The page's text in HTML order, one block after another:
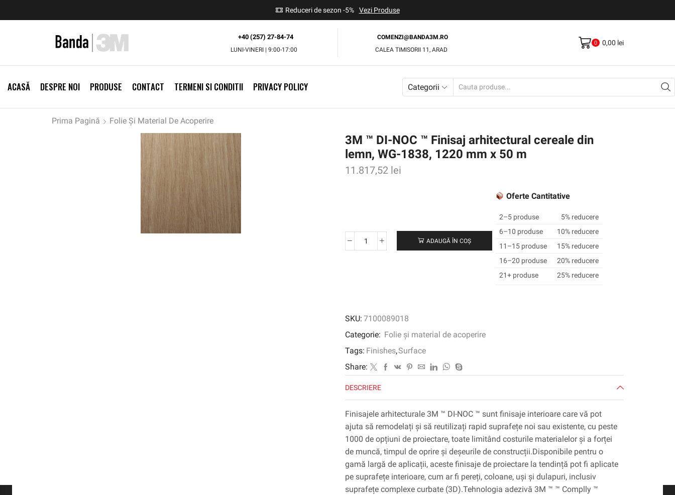
Reduceri de sezon -5% Vezi Produse
+40 (257) 27-84-74
LUNI-VINERI | 9:00-17:00
COMENZI@BANDA3M.RO
CALEA TIMISORII 11, ARAD
0 0,00 lei
ACASĂ DESPRE NOI PRODUSE CONTACT TERMENI SI CONDITII PRIVACY POLICY Categorii
Prima Pagină Folie Și Material De Acoperire
3M ™ DI-NOC ™ Finisaj arhitectural cereale din
lemn, WG-1838, 1220 mm x 50 m
11.817,52 lei
Cantitate
arhitectural
cereale
lemn,
WG-
1838,
1220
mm
x
50
ADAUGĂ ÎN COȘ
Oferte Cantitative
2–5 produse
5% reducere
6–10 produse
10% reducere
11–15 produse
15% reducere
16–20 produse
20% reducere
21+ produse
25% reducere
SKU: 7100089018
Categorie: Folie și material de acoperire
Tags: Finishes,Surface
Share:
DESCRIERE
Finisajele arhitecturale 3M ™ DI-NOC ™ sunt finisaje interioare care vă pot
ajuta să remodelați și să reutilizați rapid suprafețe noi sau existente, cu peste
1000 de opțiuni de proiectare, toate limitând costurile materialelor și a forței
de muncă, timpul de oprire și deșeurile de construcții.Disponibile pentru o
gamă largă de aplicații, aceste finisaje de proiectare la tendință pot fi aplicate
pe suprafețe interioare, cum ar fi pereți, coloane, uși și dulapuri, inclusiv
suprafețe complexe curbate (3D).Tehnologia adezivă 3M ™ ™ Complly ™